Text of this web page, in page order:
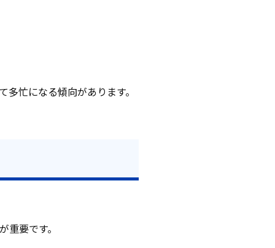
忙になる傾向があります。
要です。